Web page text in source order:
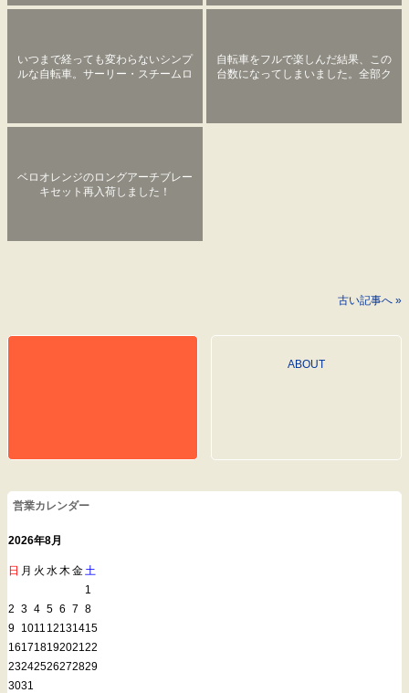
いつまで経っても変わらないシンプ
ルな自転車。サーリー・スチームロ
自転車をフルで楽しんだ結果、この
台数になってしまいました。全部ク
ベロオレンジのロングアーチブレー
キセット再入荷しました！
古い記事へ »
ABOUT
営業カレンダー
2026年8月
日 月 火 水木金土
1
2 3 4 5 6 7 8
9 1011 12131415
16171819202122
23242526272829
3031